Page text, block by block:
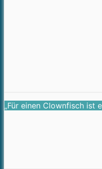
„Für einen Clownfisch ist